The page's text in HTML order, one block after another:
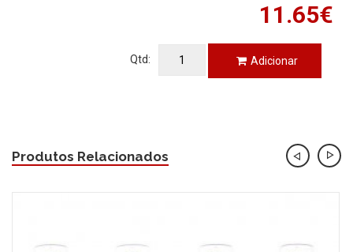
11.65€
Qtd: Adicionar
Produtos Relacionados